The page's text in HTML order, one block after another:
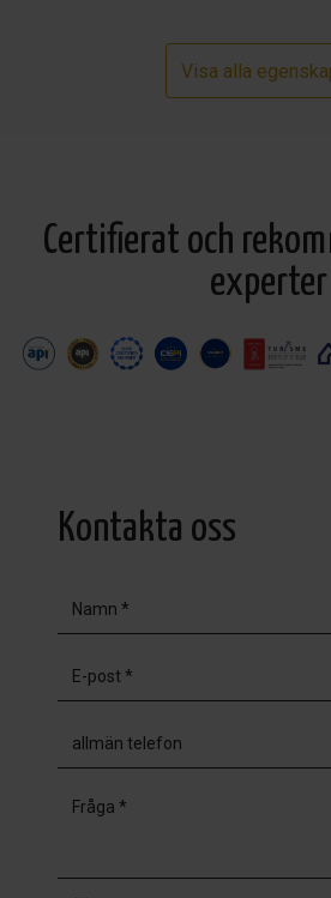
Visa alla
Certifierat och
experter
Kontakta oss